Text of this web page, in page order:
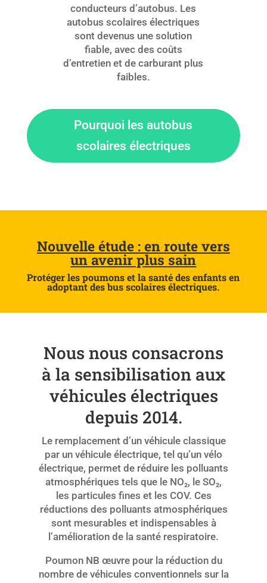
conducteurs d’autobus. Les
autobus scolaires électriques
sont devenus une solution
fiable, avec des coûts
d’entretien et de carburant plus
faibles.
Pourquoi les autobus
scolaires électriques
Nouvelle étude : en route vers
un avenir plus sain
Protéger les poumons et la santé des enfants en
adoptant des bus scolaires électriques.
Nous nous consacrons
à la sensibilisation aux
véhicules électriques
depuis 2014.
Le remplacement d’un véhicule classique
par un véhicule électrique, tel qu’un vélo
électrique, permet de réduire les polluants
atmosphériques tels que le NO₂, le SO₂,
les particules fines et les COV. Ces
réductions des polluants atmosphériques
sont mesurables et indispensables à
l’amélioration de la santé respiratoire.
Poumon NB œuvre pour la réduction du
nombre de véhicules conventionnels sur la